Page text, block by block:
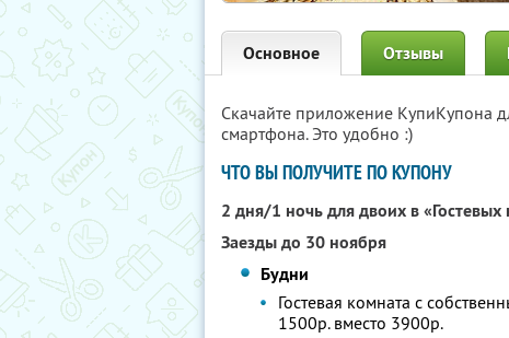
Основное Отзывы
Скачайте приложение КупиКупона
смартфона. Это удобно :)
ЧТО ВЫ ПОЛУЧИТЕ ПО КУПОНУ
2 дня/1 ночь для двоих в
Заезды до 30 ноября
Будни
Гостевая комната с
1500р. вместо 3900р.